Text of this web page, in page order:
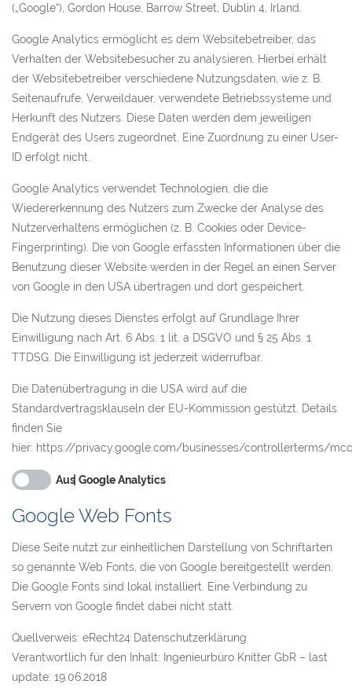
(„Google“), Gordon House, Barrow Street, Dublin 4, Irland.
Google Analytics ermöglicht es dem Websitebetreiber, das
Verhalten der Websitebesucher zu analysieren. Hierbei erhält
der Websitebetreiber verschiedene Nutzungsdaten, wie z. B.
Seitenaufrufe, Verweildauer, verwendete Betriebssysteme und
Herkunft des Nutzers. Diese Daten werden dem jeweiligen
Endgerät des Users zugeordnet. Eine Zuordnung zu einer User-
ID erfolgt nicht.
Google Analytics verwendet Technologien, die die
Wiedererkennung des Nutzers zum Zwecke der Analyse des
Nutzerverhaltens ermöglichen (z. B. Cookies oder Device-
Fingerprinting). Die von Google erfassten Informationen über die
Benutzung dieser Website werden in der Regel an einen Server
von Google in den USA übertragen und dort gespeichert.
Die Nutzung dieses Dienstes erfolgt auf Grundlage Ihrer
Einwilligung nach Art. 6 Abs. 1 lit. a DSGVO und § 25 Abs. 1
TTDSG. Die Einwilligung ist jederzeit widerrufbar.
Die Datenübertragung in die USA wird auf die
Standardvertragsklauseln der EU-Kommission gestützt. Details
finden Sie
hier: https://privacy.google.com/businesses/controllerterms/
Google Analytics
Google Web Fonts
Diese Seite nutzt zur einheitlichen Darstellung von Schriftarten
so genannte Web Fonts, die von Google bereitgestellt werden.
Die Google Fonts sind lokal installiert. Eine Verbindung zu
Servern von Google findet dabei nicht statt.
Quellverweis: eRecht24 Datenschutzerklärung
Verantwortlich für den Inhalt: Ingenieurbüro Knitter GbR – last
update: 19.06.2018